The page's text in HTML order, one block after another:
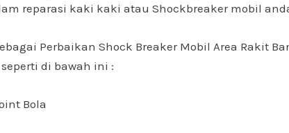
reparasi kaki kaki atau Shockbreaker mobil
Perbaikan Shock Breaker Mobil Area Rakit
di bawah ini :
Bola